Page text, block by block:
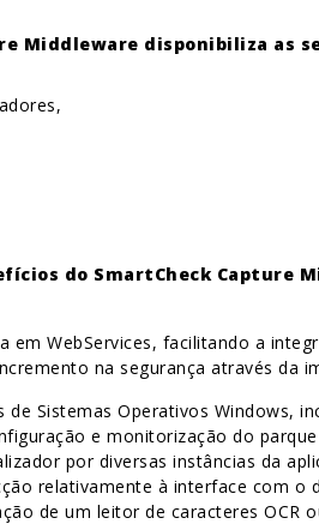
Middleware disponibiliza as
do SmartCheck Capture
em WebServices, facilitando a
na segurança através da
de Sistemas Operativos Windows,
e monitorização do
por diversas instâncias da
relativamente à interface com o
de um leitor de caracteres OCR